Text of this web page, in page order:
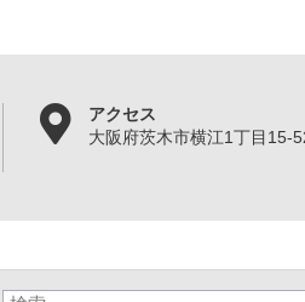
アクセス
大阪府茨木市横江1丁目15-